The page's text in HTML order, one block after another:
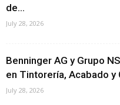
de...
July 28, 2026
Benninger AG y Grupo
en Tintorería, Acabado y
July 28, 2026